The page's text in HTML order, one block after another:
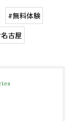
#無料体験
古屋